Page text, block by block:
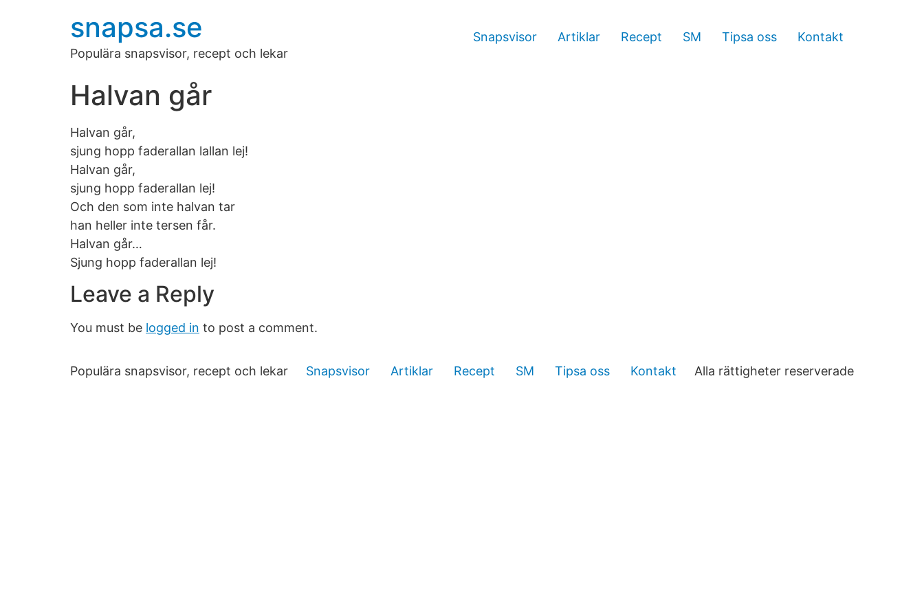
snapsa.se
Populära snapsvisor, recept och lekar
Snapsvisor Artiklar Recept SM Tipsa oss Kontakt
Halvan går
Halvan går,
sjung hopp faderallan lallan lej!
Halvan går,
sjung hopp faderallan lej!
Och den som inte halvan tar
han heller inte tersen får.
Halvan går…
Sjung hopp faderallan lej!
Leave a Reply
You must be logged in to post a comment.
Populära snapsvisor, recept och lekar Snapsvisor Artiklar Recept SM Tipsa oss Kontakt Alla rättigheter reserverade